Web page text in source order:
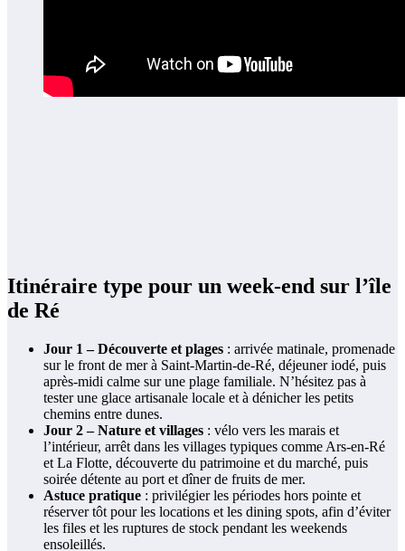
Itinéraire type pour un week-end sur l’île
de Ré
Jour 1 – Découverte et plages : arrivée matinale, promenade
sur le front de mer à Saint-Martin-de-Ré, déjeuner iodé, puis
après-midi calme sur une plage familiale. N’hésitez pas à
tester une glace artisanale locale et à dénicher les petits
chemins entre dunes.
Jour 2 – Nature et villages : vélo vers les marais et
l’intérieur, arrêt dans les villages typiques comme Ars-en-Ré
et La Flotte, découverte du patrimoine et du marché, puis
soirée détente au port et dîner de fruits de mer.
Astuce pratique : privilégier les périodes hors pointe et
réserver tôt pour les locations et les dining spots, afin d’éviter
les files et les ruptures de stock pendant les weekends
ensoleillés.